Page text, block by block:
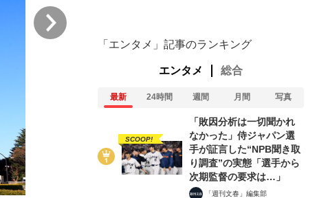
「NHKヤバいですよ」オダジョーの不条理を
「エンタメ」記事のランキング
エンタメ 総合
最新 24時間 週間 月間 写真
SCOOP!
「敗因分析は一切聞かれ
なかった」侍ジャパン選
手が証言した“NPB聞き取
り調査”の実態「選手から
次期監督の要求は…」
「週刊文春」編集部